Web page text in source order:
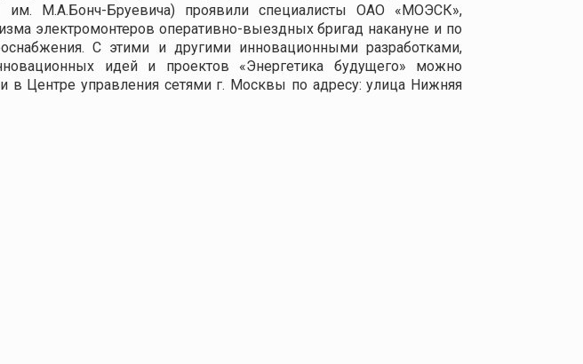
им. М.А.Бонч-Бруевича) проявили специалисты ОАО «МОЭСК»,
электромонтеров оперативно-выездных бригад накануне и по
С этими и другими инновационными разработками,
идей и проектов «Энергетика будущего» можно
в Центре управления сетями г. Москвы по адресу: улица Нижняя